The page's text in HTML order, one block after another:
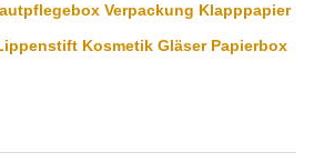
Verpackung Klapppapier
Kosmetik Gläser Papierbox